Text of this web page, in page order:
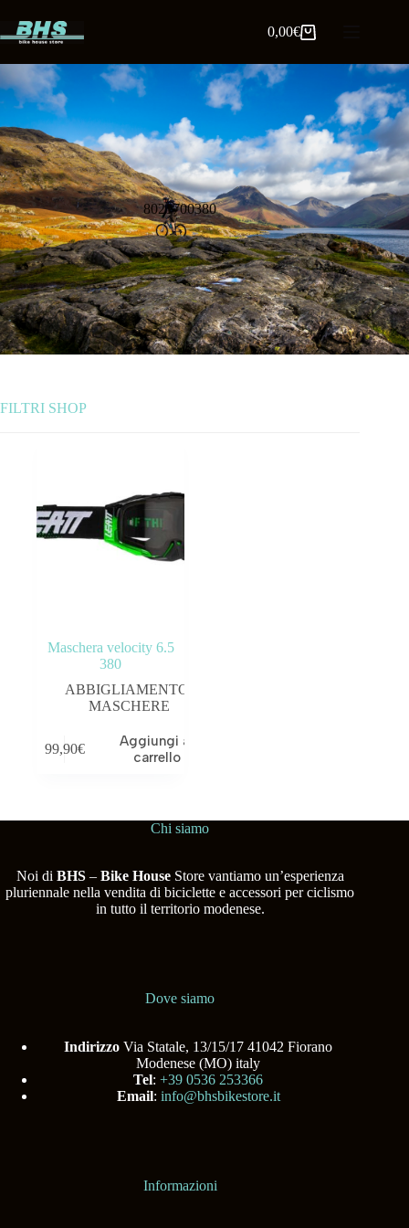
0,00€
8021700380
FILTRI SHOP
Categorie prodotto
ABBIGLIAMENTO
Tag prodotto
Maschera velocity 6.5
380
ABBIGLIAMENTO
MASCHERE
99,90€
Aggiungi al
carrello
Chi siamo
Noi di BHS– Bike HouseStore vantiamo un’esperienza
pluriennale nella vendita di biciclette e accessori per ciclismo
in tutto il territorio modenese.
Dove siamo
Indirizzo Via Statale, 13/15/17 41042 Fiorano
Modenese (MO) italy
Tel:+39 0536 253366
Email: info@bhsbikestore.it
Informazioni